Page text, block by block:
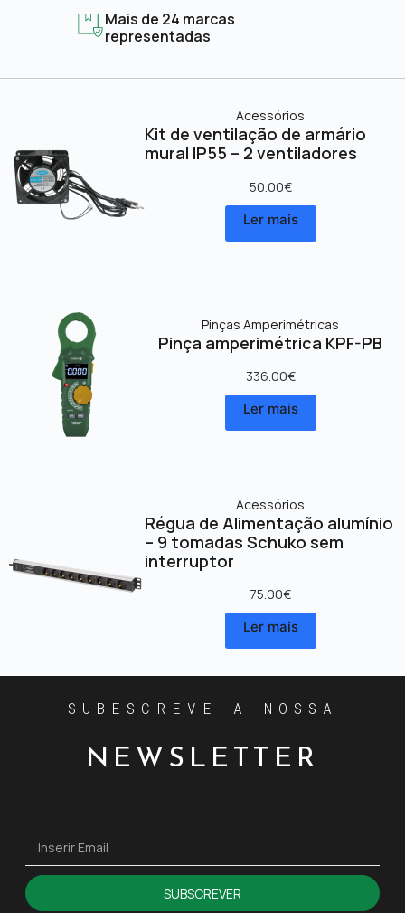
Mais de 24 marcas
representadas
Acessórios
Kit de ventilação de armário
mural IP55 – 2 ventiladores
50.00€
Ler mais
Pinças Amperimétricas
Pinça amperimétrica KPF-PB
336.00€
Ler mais
Acessórios
Régua de Alimentação alumínio
– 9 tomadas Schuko sem
interruptor
75.00€
Ler mais
SUBESCREVE A NOSSA
NEWSLETTER
SUBSCREVER